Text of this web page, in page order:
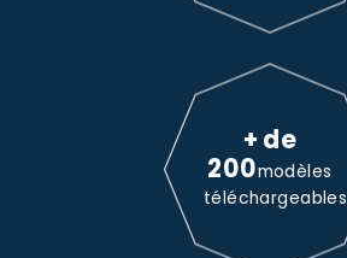
+ de
200modèles
téléchargeables